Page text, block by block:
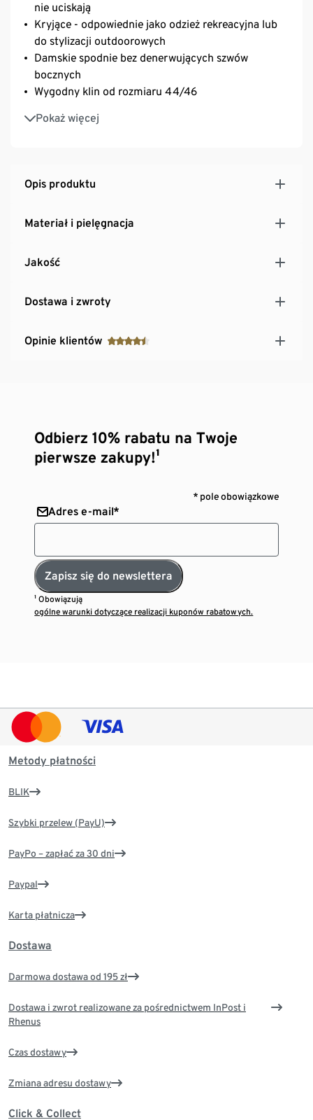
nie uciskają
Kryjące - odpowiednie jako odzież rekreacyjna lub
do stylizacji outdoorowych
Damskie spodnie bez denerwujących szwów
bocznych
Wygodny klin od rozmiaru 44/46
Pokaż więcej
Z zawartością elastanu: odporne na deformacje,
doskonale leżą, zapewniają wysoki komfort noszenia
Opis produktu
Materiał i pielęgnacja
Jakość
Dostawa i zwroty
Opinie klientów
Odbierz 10% rabatu na Twoje
pierwsze zakupy!¹
* pole obowiązkowe
Adres e-mail*
Zapisz się do newslettera
¹ Obowiązują
ogólne warunki dotyczące realizacji kuponów rabatowych.
Metody płatności
BLIK
Szybki przelew (PayU)
PayPo – zapłać za 30 dni
Paypal
Karta płatnicza
Dostawa
Darmowa dostawa od 195 zł
Dostawa i zwrot realizowane za pośrednictwem InPost i
Rhenus
Czas dostawy
Zmiana adresu dostawy
Click & Collect